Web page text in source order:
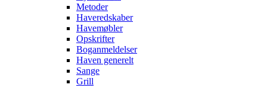
Metoder
Haveredskaber
Havemøbler
Opskrifter
Boganmeldelser
Haven generelt
Sange
Grill